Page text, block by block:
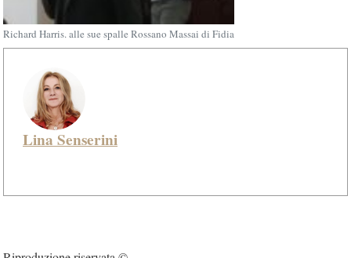
Richard Harris. alle sue spalle Rossano Massai di Fidia
Lina Senserini